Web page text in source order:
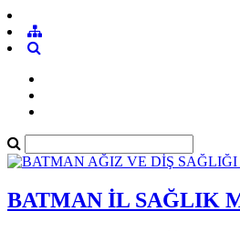
BATMAN İL SAĞLIK